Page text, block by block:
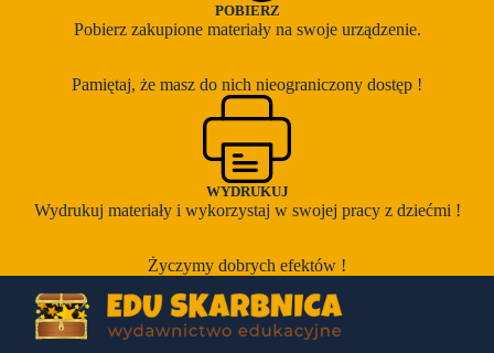
POBIERZ
Pobierz zakupione materiały na swoje urządzenie.
Pamiętaj, że masz do nich nieograniczony dostęp !
WYDRUKUJ
Wydrukuj materiały i wykorzystaj w swojej pracy z dziećmi !
Życzymy dobrych efektów !